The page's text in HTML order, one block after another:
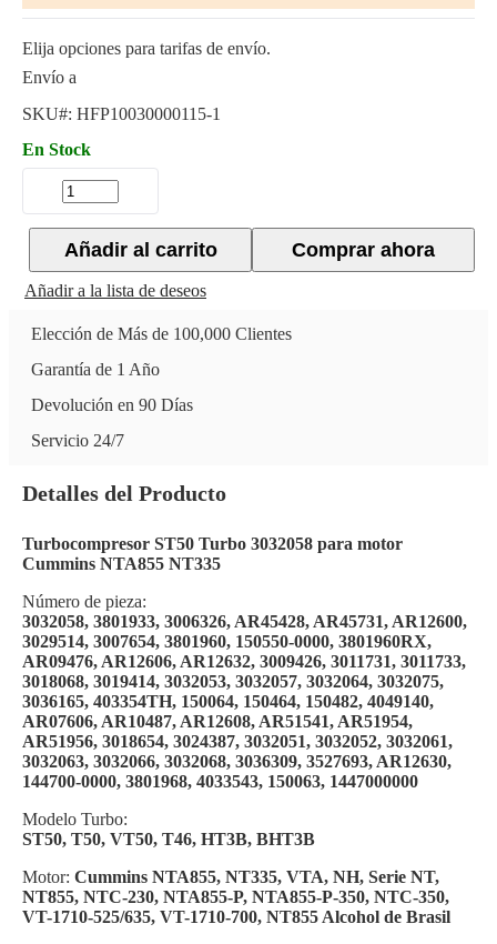
Elija opciones para tarifas de envío.
Envío a
SKU#: HFP10030000115-1
En Stock
Comprar ahora
Añadir al carrito
Añadir a la lista de deseos
Elección de Más de 100,000 Clientes
Garantía de 1 Año
Devolución en 90 Días
Servicio 24/7
Detalles del Producto
Turbocompresor ST50 Turbo 3032058 para motor
Cummins NTA855 NT335
Número de pieza:
3032058, 3801933, 3006326, AR45428, AR45731, AR12600,
3029514, 3007654, 3801960, 150550-0000, 3801960RX,
AR09476, AR12606, AR12632, 3009426, 3011731, 3011733,
3018068, 3019414, 3032053, 3032057, 3032064, 3032075,
3036165, 403354TH, 150064, 150464, 150482, 4049140,
AR07606, AR10487, AR12608, AR51541, AR51954,
AR51956, 3018654, 3024387, 3032051, 3032052, 3032061,
3032063, 3032066, 3032068, 3036309, 3527693, AR12630,
144700-0000, 3801968, 4033543, 150063, 1447000000
Modelo Turbo:
ST50, T50, VT50, T46, HT3B, BHT3B
Motor: Cummins NTA855, NT335, VTA, NH, Serie NT,
NT855, NTC-230, NTA855-P, NTA855-P-350, NTC-350,
VT-1710-525/635, VT-1710-700, NT855 Alcohol de Brasil